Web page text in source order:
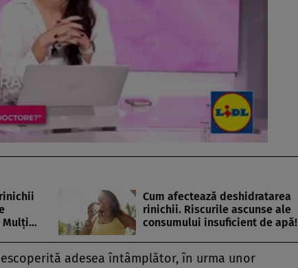
Mulți…
Cum afectează deshidratarea
rinichii. Riscurile ascunse ale
consumului insuficient de apă!
adesea întâmplător, în urma unor